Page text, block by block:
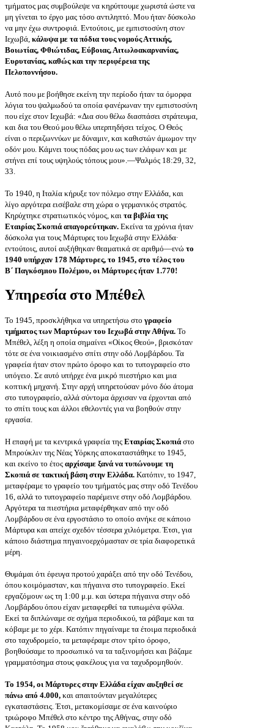
τμήματος μας συμβούλεψε να κηρύττουμε χωριστά ώστε να
μη γίνεται το έργο μας τόσο αντιληπτό. Μου ήταν δύσκολο
να μην έχω συντροφιά. Εντούτοις, με εμπιστοσύνη στον
Ιεχωβά, κάλυψα με τα πόδια τους νομούς Αττικής,
Βοιωτίας, Φθιώτιδας, Εύβοιας, Αιτωλοακαρνανίας,
Ευρυτανίας, καθώς και την περιφέρεια της
Πελοποννήσου.
Αυτό που με βοήθησε εκείνη την περίοδο ήταν τα όμορφα
λόγια του ψαλμωδού τα οποία φανέρωναν την εμπιστοσύνη
που είχε στον Ιεχωβά: «Δια σου θέλω διασπάσει στράτευμα,
και δια του Θεού μου θέλω υπερπηδήσει τείχος. Ο Θεός
είναι ο περιζωννύων με δύναμιν, και καθιστών άμωμον την
οδόν μου. Κάμνει τους πόδας μου ως των ελάφων και με
στήνει επί τους υψηλούς τόπους μου».—Ψαλμός 18:29, 32,
33.
Το 1940, η Ιταλία κήρυξε τον πόλεμο στην Ελλάδα, και
λίγο αργότερα εισέβαλε στη χώρα ο γερμανικός στρατός.
Κηρύχτηκε στρατιωτικός νόμος, και τα βιβλία της
Εταιρίας Σκοπιά απαγορεύτηκαν. Εκείνα τα χρόνια ήταν
δύσκολα για τους Μάρτυρες του Ιεχωβά στην Ελλάδα·
εντούτοις, αυτοί αυξήθηκαν θεαματικά σε αριθμό—ενώ το
1940 υπήρχαν 178 Μάρτυρες, το 1945, στο τέλος του
Β΄ Παγκόσμιου Πολέμου, οι Μάρτυρες ήταν 1.770!
Υπηρεσία στο Μπέθελ
Το 1945, προσκλήθηκα να υπηρετήσω στο γραφείο
τμήματος των Μαρτύρων του Ιεχωβά στην Αθήνα. Το
Μπέθελ, λέξη η οποία σημαίνει «Οίκος Θεού», βρισκόταν
τότε σε ένα νοικιασμένο σπίτι στην οδό Λομβάρδου. Τα
γραφεία ήταν στον πρώτο όροφο και το τυπογραφείο στο
υπόγειο. Σε αυτό υπήρχε ένα μικρό πιεστήριο και μια
κοπτική μηχανή. Στην αρχή υπηρετούσαν μόνο δύο άτομα
στο τυπογραφείο, αλλά σύντομα άρχισαν να έρχονται από
το σπίτι τους και άλλοι εθελοντές για να βοηθούν στην
εργασία.
Η επαφή με τα κεντρικά γραφεία της Εταιρίας Σκοπιά στο
Μπρούκλιν της Νέας Υόρκης αποκαταστάθηκε το 1945,
και εκείνο το έτος αρχίσαμε ξανά να τυπώνουμε τη
Σκοπιά σε τακτική βάση στην Ελλάδα. Κατόπιν, το 1947,
μεταφέραμε το γραφείο του τμήματός μας στην οδό Τενέδου
16, αλλά το τυπογραφείο παρέμεινε στην οδό Λομβάρδου.
Αργότερα τα πιεστήρια μεταφέρθηκαν από την οδό
Λομβάρδου σε ένα εργοστάσιο το οποίο ανήκε σε κάποιο
Μάρτυρα και απείχε σχεδόν τέσσερα χιλιόμετρα. Έτσι, για
κάποιο διάστημα πηγαινοερχόμασταν σε τρία διαφορετικά
μέρη.
Θυμάμαι ότι έφευγα προτού χαράξει από την οδό Τενέδου,
όπου κοιμόμασταν, και πήγαινα στο τυπογραφείο. Εκεί
εργαζόμουν ως τη 1:00 μ.μ. και ύστερα πήγαινα στην οδό
Λομβάρδου όπου είχαν μεταφερθεί τα τυπωμένα φύλλα.
Εκεί τα διπλώναμε σε σχήμα περιοδικού, τα ράβαμε και τα
κόβαμε με το χέρι. Κατόπιν πηγαίναμε τα έτοιμα περιοδικά
στο ταχυδρομείο, τα μεταφέραμε στον τρίτο όροφο,
βοηθούσαμε το προσωπικό να τα ταξινομήσει και βάζαμε
γραμματόσημα στους φακέλους για να ταχυδρομηθούν.
Το 1954, οι Μάρτυρες στην Ελλάδα είχαν αυξηθεί σε
πάνω από 4.000, και απαιτούνταν μεγαλύτερες
εγκαταστάσεις. Έτσι, μετακομίσαμε σε ένα καινούριο
τριώροφο Μπέθελ στο κέντρο της Αθήνας, στην οδό